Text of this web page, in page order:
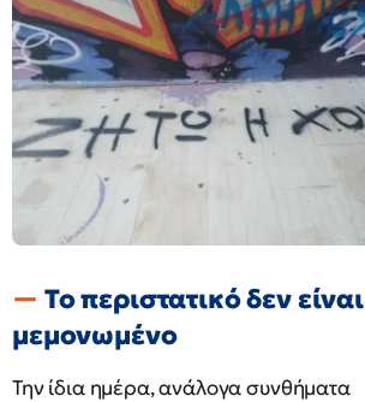
Το περιστατικό δεν είναι
μεμονωμένο
Την ίδια ημέρα, ανάλογα συνθήματα